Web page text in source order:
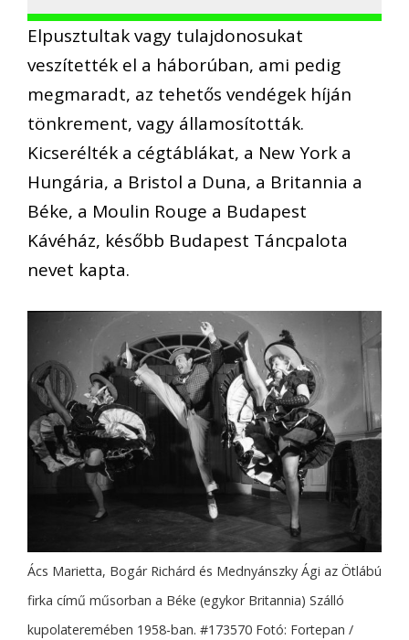
Elpusztultak vagy tulajdonosukat
veszítették el a háborúban, ami pedig
megmaradt, az tehetős vendégek híján
tönkrement, vagy államosították.
Kicserélték a cégtáblákat, a New York a
Hungária, a Bristol a Duna, a Britannia a
Béke, a Moulin Rouge a Budapest
Kávéház, később Budapest Táncpalota
nevet kapta.
Ács Marietta, Bogár Richárd és Mednyánszky Ági az Ötlábú
firka című műsorban a Béke (egykor Britannia) Szálló
kupolateremében 1958-ban. #173570 Fotó: Fortepan /